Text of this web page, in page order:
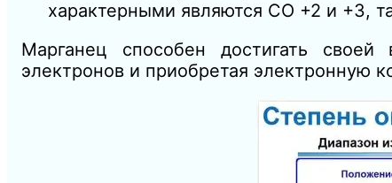
характерными являются СО +2 и +3,
Марганец способен достигать
электронов и приобретая электронную